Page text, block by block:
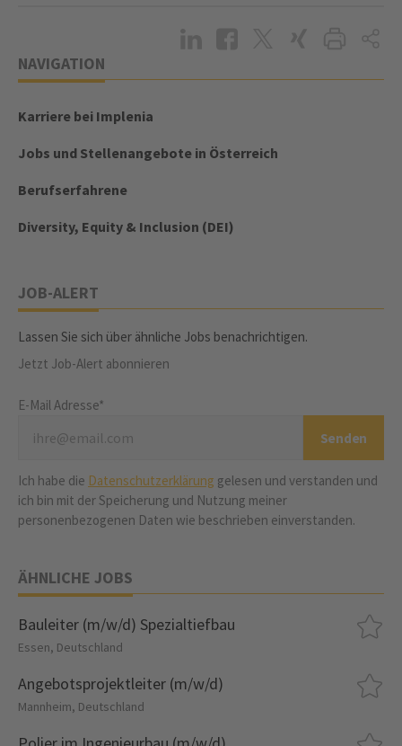
NAVIGATION
Karriere bei Implenia
Jobs und Stellenangebote in Österreich
Berufserfahrene
Diversity, Equity & Inclusion (DEI)
JOB-ALERT
Lassen Sie sich über ähnliche Jobs benachrichtigen.
Jetzt Job-Alert abonnieren
E-Mail Adresse*
Ich habe die Datenschutzerklärung gelesen und verstanden und
ich bin mit der Speicherung und Nutzung meiner
personenbezogenen Daten wie beschrieben einverstanden.
ÄHNLICHE JOBS
Bauleiter (m/w/d) Spezialtiefbau
Essen, Deutschland
Angebotsprojektleiter (m/w/d)
Mannheim, Deutschland